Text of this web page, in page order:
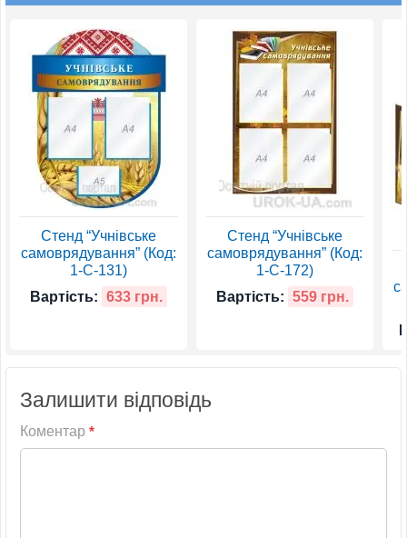
Стенд “Учнівське
самоврядування” (Код:
1-С-131)
Вартість: 633 грн.
Стенд “Учнівське
самоврядування” (Код:
1-С-172)
Вартість: 559 грн.
Залишити відповідь
Коментар *